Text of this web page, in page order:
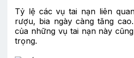
Tỷ lệ các vụ tai nạn liên
rượu, bia ngày càng tăng
của những vụ tai nạn này
trọng.